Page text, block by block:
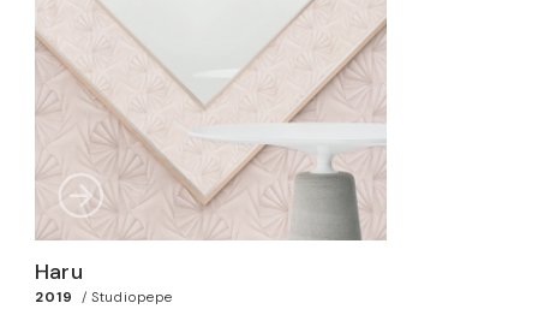
Haru
2019 / Studiopepe